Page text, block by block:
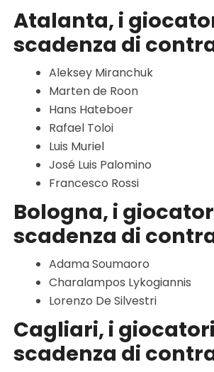
Atalanta, i
scadenza di
Aleksey Miranchuk
Marten de Roon
Hans Hateboer
Rafael Toloi
Luis Muriel
José Luis Palomino
Francesco Rossi
Bologna, i
scadenza di
Adama Soumaoro
Charalampos Lykogiannis
Lorenzo De Silvestri
Cagliari, i
scadenza di